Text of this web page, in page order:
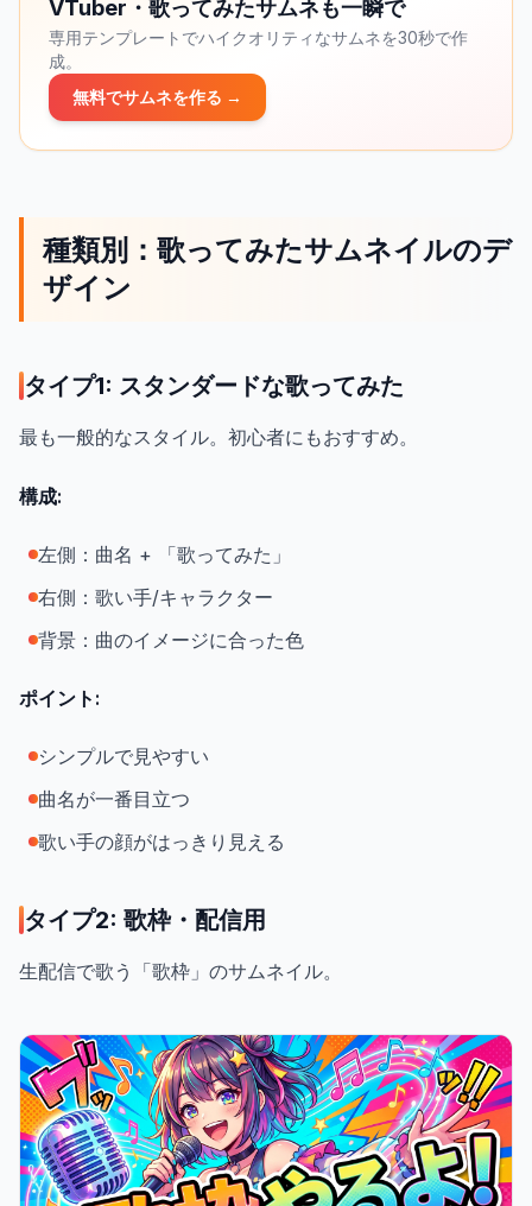
VTuber・歌ってみたサムネも一瞬で
専用テンプレートでハイクオリティなサムネを30秒で作
成。
無料でサムネを作る →
種類別：歌ってみたサムネイルのデ
ザイン
タイプ1: スタンダードな歌ってみた
最も一般的なスタイル。初心者にもおすすめ。
構成:
左側：曲名 + 「歌ってみた」
右側：歌い手/キャラクター
背景：曲のイメージに合った色
ポイント:
シンプルで見やすい
曲名が一番目立つ
歌い手の顔がはっきり見える
タイプ2: 歌枠・配信用
生配信で歌う「歌枠」のサムネイル。